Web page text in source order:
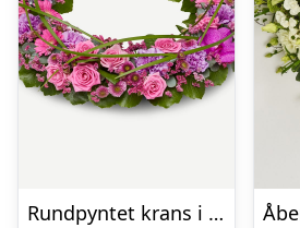
Rundpyntet krans i klassisk stil – pink